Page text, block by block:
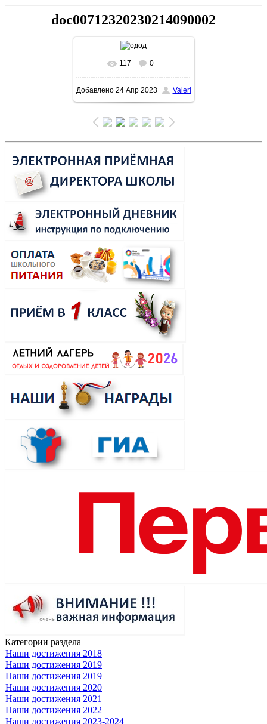
doc00712320230214090002
В реальном размере
1131x1600/ 234.2Kb
117 0
Добавлено24 Апр 2023 Valeri
Категории раздела
Наши достижения 2018
Наши достижения 2019
Наши достижения 2019
Наши достижения 2020
Наши достижения 2021
Наши достижения 2022
Наши достижения 2023-2024